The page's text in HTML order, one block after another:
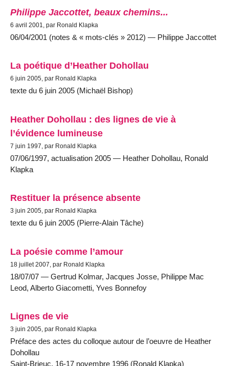
Philippe Jaccottet, beaux chemins...
6 avril 2001, par Ronald Klapka
06/04/2001 (notes & « mots-clés » 2012) — Philippe Jaccottet
La poétique d’Heather Dohollau
6 juin 2005, par Ronald Klapka
texte du 6 juin 2005 (Michaël Bishop)
Heather Dohollau : des lignes de vie à
l’évidence lumineuse
7 juin 1997, par Ronald Klapka
07/06/1997, actualisation 2005 — Heather Dohollau, Ronald
Klapka
Restituer la présence absente
3 juin 2005, par Ronald Klapka
texte du 6 juin 2005 (Pierre-Alain Tâche)
La poésie comme l’amour
18 juillet 2007, par Ronald Klapka
18/07/07 — Gertrud Kolmar, Jacques Josse, Philippe Mac
Leod, Alberto Giacometti, Yves Bonnefoy
Lignes de vie
3 juin 2005, par Ronald Klapka
Préface des actes du colloque autour de l’oeuvre de Heather
Dohollau
Saint-Brieuc, 16-17 novembre 1996 (Ronald Klapka)